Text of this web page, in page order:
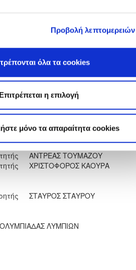
Προβολή λεπτομερειών
όλα τα cookies
Επιτρέπεται η επιλογή
μόνο τα απαραίτητα cookies
(Πέναλτι)
40'
80' ΑΝΔΡΕΑΣ ΣΠΥΡΟΥ
85'
87'
ΜΑΝΩΛΗΣ ΜΑΣΙΑΣ
ΑΝΤΡΕΑΣ ΤΟΥΜΑΖΟΥ
ΧΡΙΣΤΟΦΟΡΟΣ ΚΑΟΥΡΑ
ΣΤΑΥΡΟΣ ΣΤΑΥΡΟΥ
ΛΥΜΠΙΩΝ